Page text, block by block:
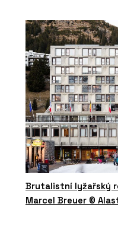
Brutalistní lyžařský
Marcel Breuer ©